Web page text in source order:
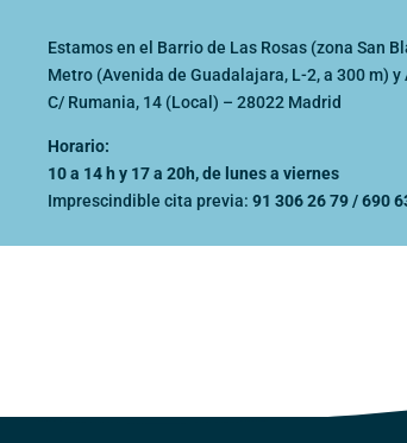
Estamos en el Barrio de Las Rosas (zona San
Metro (Avenida de Guadalajara, L-2, a 300 m) y
C/ Rumania, 14 (Local) – 28022 Madrid
Horario:
10 a 14 h y 17 a 20h, de lunes a viernes
Imprescindible cita previa:91 306 26 79 / 690